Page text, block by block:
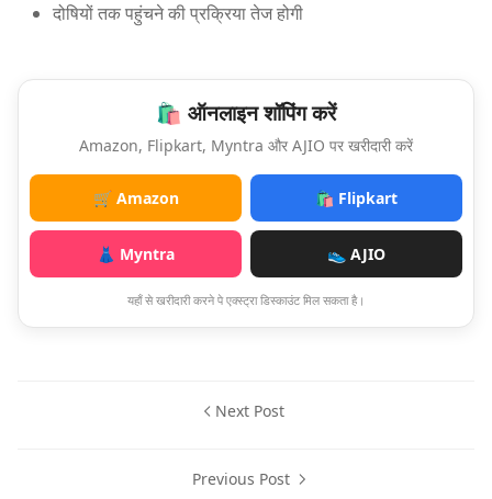
दोषियों तक पहुंचने की प्रक्रिया तेज होगी
🛍️ ऑनलाइन शॉपिंग करें
Amazon, Flipkart, Myntra और AJIO पर खरीदारी करें
🛒 Amazon 🛍️ Flipkart
👗 Myntra 👟 AJIO
यहाँ से खरीदारी करने पे एक्स्ट्रा डिस्काउंट मिल सकता है।
Next Post
Previous Post